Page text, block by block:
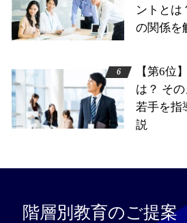
ントと
の関係を
【第6位
は？ そ
若手を指
説
階層別教育のご提案